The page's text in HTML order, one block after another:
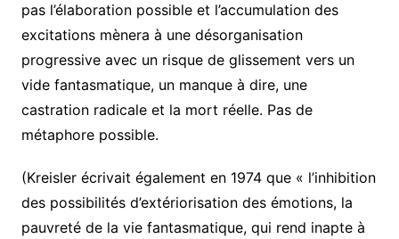
pas l’élaboration possible et l’accumulation des
excitations mènera à une désorganisation
progressive avec un risque de glissement vers un
vide fantasmatique, un manque à dire, une
castration radicale et la mort réelle. Pas de
métaphore possible.
(Kreisler écrivait également en 1974 que « l’inhibition
des possibilités d’extériorisation des émotions, la
pauvreté de la vie fantasmatique, qui rend inapte à